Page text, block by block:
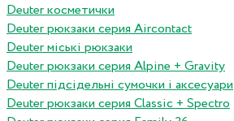
Deuter косметички
Deuter рюкзаки серия Aircontact
Deuter міські рюкзаки
Deuter рюкзаки серия Alpine + Gravity
Deuter підсідельні сумочки і аксесуари
Deuter рюкзаки серия Classic + Spectro